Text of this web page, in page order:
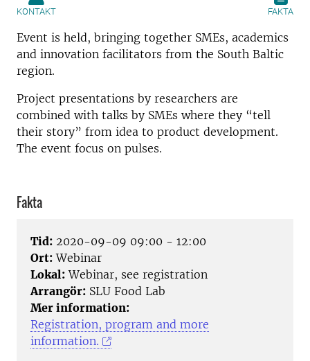
KONTAKT FAKTA
Event is held, bringing together SMEs, academics
and innovation facilitators from the South Baltic
region.
Project presentations by researchers are
combined with talks by SMEs where they “tell
their story” from idea to product development.
The event focus on pulses.
Fakta
Tid: 2020-09-09 09:00 - 12:00
Ort: Webinar
Lokal: Webinar, see registration
Arrangör: SLU Food Lab
Mer information:
Registration, program and more
information.